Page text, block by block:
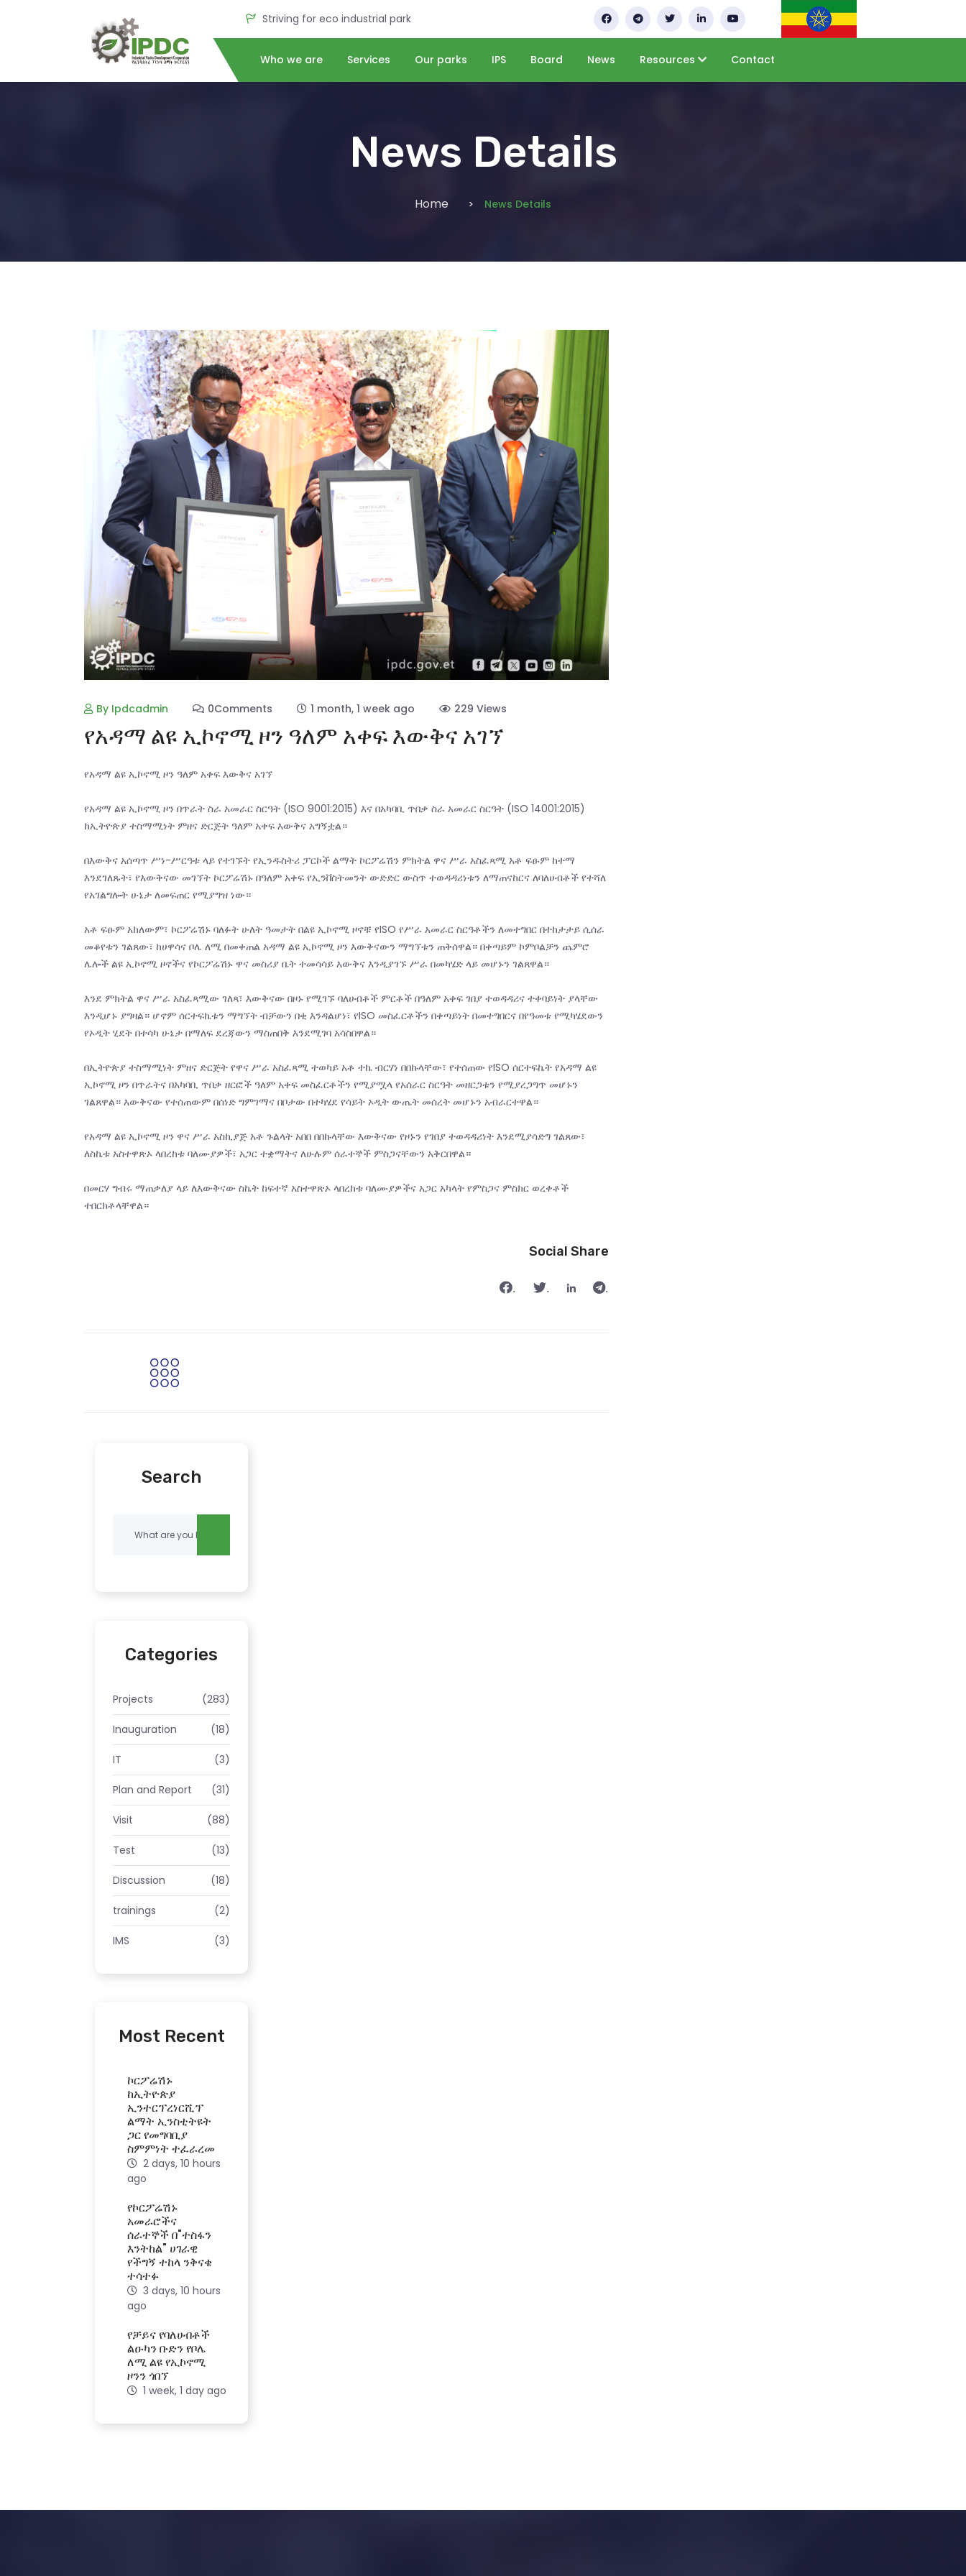
Striving for eco industrial park
Who we are Services Our parks IPS Board News Resources Contact
News Details
Home News Details
By Ipdcadmin 0Comments 1 month, 1 week ago 229 Views
የአዳማ ልዩ ኢኮኖሚ ዞን ዓለም አቀፍ እውቅና አገኘ
የአዳማ ልዩ ኢኮኖሚ ዞን ዓለም አቀፍ እውቅና አገኘ
የአዳማ ልዩ ኢኮኖሚ ዞን በጥራት ስራ አመራር ስርዓት (ISO 9001:2015) እና በአካባቢ ጥበቃ ስራ አመራር ስርዓት (ISO 14001:2015)
ከኢትዮጵያ ተስማሚነት ምዘና ድርጅት ዓለም አቀፍ እውቅና አግኝቷል።
በእውቅና አሰጣጥ ሥነ-ሥርዓቱ ላይ የተገኙት የኢንዱስትሪ ፓርኮች ልማት ኮርፖሬሽን ምክትል ዋና ሥራ አስፈጻሚ አቶ ፍፁም ከተማ
እንደገለጹት፣ የእውቅናው መገኘት ኮርፖሬሽኑ በዓለም አቀፍ የኢንቨስትመንት ውድድር ውስጥ ተወዳዳሪነቱን ለማጠናከርና ለባለሀብቶች የተሻለ
የአገልግሎት ሁኔታ ለመፍጠር የሚያግዝ ነው።
አቶ ፍፁም አክለውም፣ ኮርፖሬሽኑ ባለፉት ሁለት ዓመታት በልዩ ኢኮኖሚ ዞኖቹ የISO የሥራ አመራር ስርዓቶችን ለመተግበር በተከታታይ ሲሰራ
መቆየቱን ገልጸው፣ ከሀዋሳና ቦሌ ለሚ በመቀጠል አዳማ ልዩ ኢኮኖሚ ዞን እውቅናውን ማግኘቱን ጠቅሰዋል። በቀጣይም ኮምቦልቻን ጨምሮ
ሌሎች ልዩ ኢኮኖሚ ዞኖችና የኮርፖሬሽኑ ዋና መስሪያ ቤት ተመሳሳይ እውቅና እንዲያገኙ ሥራ በመካሄድ ላይ መሆኑን ገልጸዋል።
እንደ ምክትል ዋና ሥራ አስፈጻሚው ገለጻ፣ እውቅናው በዞኑ የሚገኙ ባለሀብቶች ምርቶች በዓለም አቀፍ ገበያ ተወዳዳሪና ተቀባይነት ያላቸው
እንዲሆኑ ያግዛል። ሆኖም ሰርተፍኬቱን ማግኘት ብቻውን በቂ እንዳልሆነ፣ የISO መስፈርቶችን በቀጣይነት በመተግበርና በየዓመቱ የሚካሄደውን
የኦዲት ሂደት በተሳካ ሁኔታ በማለፍ ደረጃውን ማስጠበቅ እንደሚገባ አሳስበዋል።
በኢትዮጵያ ተስማሚነት ምዘና ድርጅት የዋና ሥራ አስፈጻሚ ተወካይ አቶ ተኬ ብርሃነ በበኩላቸው፣ የተሰጠው የISO ሰርተፍኬት የአዳማ ልዩ
ኢኮኖሚ ዞን በጥራትና በአካባቢ ጥበቃ ዘርፎች ዓለም አቀፍ መስፈርቶችን የሚያሟላ የአሰራር ስርዓት መዘርጋቱን የሚያረጋግጥ መሆኑን
ገልጸዋል። እውቅናው የተሰጠውም በሰነድ ግምገማና በቦታው በተካሄደ የሳይት ኦዲት ውጤት መሰረት መሆኑን አብራርተዋል።
የአዳማ ልዩ ኢኮኖሚ ዞን ዋና ሥራ አስኪያጅ አቶ ጉልላት አበበ በበኩላቸው እውቅናው የዞኑን የገበያ ተወዳዳሪነት እንደሚያሳድግ ገልጸው፣
ለስኬቱ አስተዋጽኦ ላበረከቱ ባለሙያዎች፣ አጋር ተቋማትና ለሁሉም ሰራተኞች ምስጋናቸውን አቅርበዋል።
በመርሃ ግብሩ ማጠቃለያ ላይ ለእውቅናው ስኬት ከፍተኛ አስተዋጽኦ ላበረከቱ ባለሙያዎችና አጋር አካላት የምስጋና ምስክር ወረቀቶች
ተበርክቶላቸዋል።
Social Share
.
Search
Categories
Projects (283)
Inauguration (18)
IT (3)
Plan and Report (31)
Visit (88)
Test (13)
Discussion (18)
trainings (2)
IMS (3)
Most Recent
ኮርፖሬሽኑ
ከኢትዮጵያ
ኢንተርፕረነርሺፕ
ልማት ኢንስቲትዩት
ጋር የመግባቢያ
ስምምነት ተፈራረመ
2 days, 10 hours
ago
የኮርፖሬሽኑ
አመራሮችና
ሰራተኞች በ"ተስፋን
እንትከል" ሀገራዊ
የችግኝ ተከላ ንቅናቄ
ተሳተፉ
3 days, 10 hours
ago
የቻይና የባለሀብቶች
ልዑካን ቡድን የቦሌ
ለሚ ልዩ የኢኮኖሚ
ዞንን ጎበኘ
1 week, 1 day ago